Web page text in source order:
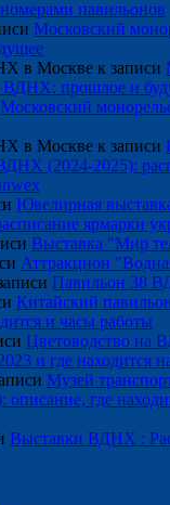
павильонов
Московский
в Москве к записи
ВДНХ: прошлое и
Московский
в Москве к записи
(2024-2025):
Ювелирная
ярмарки
Выставка "Мир
Аттракцион
Павильон 38
Китайский
и часы работы
Цветоводство на
и где находится
Музей
описание, где
Выставки ВДНХ :